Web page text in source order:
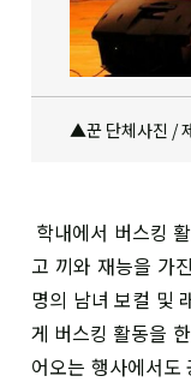
▲꾼 단체사진 /
학내에서 버스킹
고 끼와 재능을 가
명의 남녀 보컬 및
게 버스킹 활동을
어오는 행사에서도